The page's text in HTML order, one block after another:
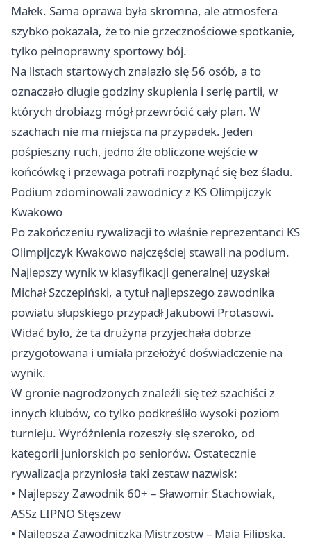
Małek. Sama oprawa była skromna, ale atmosfera
szybko pokazała, że to nie grzecznościowe spotkanie,
tylko pełnoprawny sportowy bój.
Na listach startowych znalazło się 56 osób, a to
oznaczało długie godziny skupienia i serię partii, w
których drobiazg mógł przewrócić cały plan. W
szachach nie ma miejsca na przypadek. Jeden
pośpieszny ruch, jedno źle obliczone wejście w
końcówkę i przewaga potrafi rozpłynąć się bez śladu.
Podium zdominowali zawodnicy z KS Olimpijczyk
Kwakowo
Po zakończeniu rywalizacji to właśnie reprezentanci KS
Olimpijczyk Kwakowo najczęściej stawali na podium.
Najlepszy wynik w klasyfikacji generalnej uzyskał
Michał Szczepiński, a tytuł najlepszego zawodnika
powiatu słupskiego przypadł Jakubowi Protasowi.
Widać było, że ta drużyna przyjechała dobrze
przygotowana i umiała przełożyć doświadczenie na
wynik.
W gronie nagrodzonych znaleźli się też szachiści z
innych klubów, co tylko podkreśliło wysoki poziom
turnieju. Wyróżnienia rozeszły się szeroko, od
kategorii juniorskich po seniorów. Ostatecznie
rywalizacja przyniosła taki zestaw nazwisk:
• Najlepszy Zawodnik 60+ – Sławomir Stachowiak,
ASSz LIPNO Stęszew
• Najlepsza Zawodniczka Mistrzostw – Maja Filipska,